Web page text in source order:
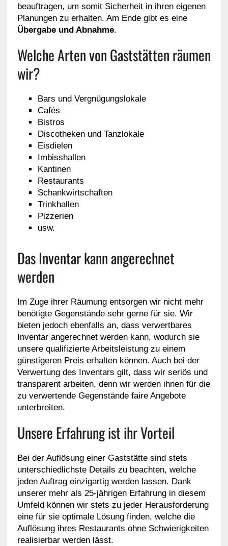
beauftragen, um somit Sicherheit in ihren eigenen
Planungen zu erhalten. Am Ende gibt es eine
Übergabe und Abnahme.
Welche Arten von Gaststätten räumen
wir?
Bars und Vergnügungslokale
Cafés
Bistros
Discotheken und Tanzlokale
Eisdielen
Imbisshallen
Kantinen
Restaurants
Schankwirtschaften
Trinkhallen
Pizzerien
usw.
Das Inventar kann angerechnet
werden
Im Zuge ihrer Räumung entsorgen wir nicht mehr
benötigte Gegenstände sehr gerne für sie. Wir
bieten jedoch ebenfalls an, dass verwertbares
Inventar angerechnet werden kann, wodurch sie
unsere qualifizierte Arbeitsleistung zu einem
günstigeren Preis erhalten können. Auch bei der
Verwertung des Inventars gilt, dass wir seriös und
transparent arbeiten, denn wir werden ihnen für die
zu verwertende Gegenstände faire Angebote
unterbreiten.
Unsere Erfahrung ist ihr Vorteil
Bei der Auflösung einer Gaststätte sind stets
unterschiedlichste Details zu beachten, welche
jeden Auftrag einzigartig werden lassen. Dank
unserer mehr als 25-jährigen Erfahrung in diesem
Umfeld können wir stets zu jeder Herausforderung
eine für sie optimale Lösung finden, welche die
Auflösung ihres Restaurants ohne Schwierigkeiten
realisierbar werden lässt.